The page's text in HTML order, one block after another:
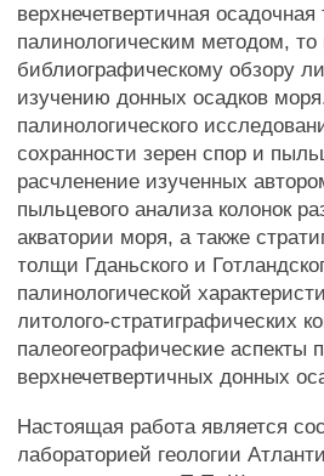
верхнечетвертичная
палинологическим методом,
библиографическому обзору
изучению донных осадков
палинологического
сохранности зерен спор и
расчленение изученных
пыльцевого анализа колонок
акватории моря, а также
толщи Гданьского и
палинологической
литолого-стратиграфических
палеогеографические аспекты
верхнечетвертичных донных
Настоящая работа является
лабораторией геологии